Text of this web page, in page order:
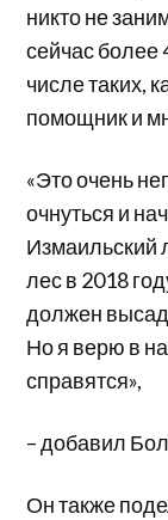
никто не
сейчас более
числе таких,
помощник и
«Это очень
очнуться и
Измаильский
лес в 2018
должен
Но я верю в
справятся»,
– добавил
Он также